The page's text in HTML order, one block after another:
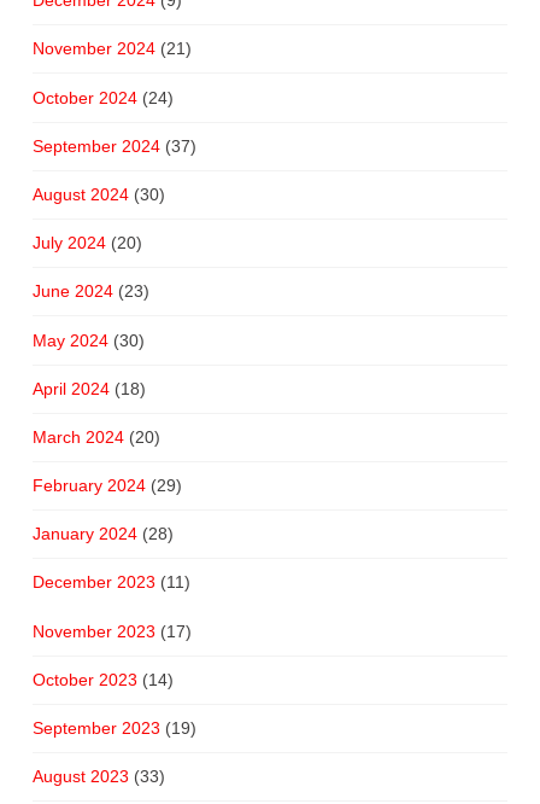
November 2024(21)
October 2024(24)
September 2024(37)
August 2024(30)
July 2024(20)
June 2024(23)
May 2024(30)
April 2024(18)
March 2024(20)
February 2024(29)
January 2024(28)
December 2023 (11)
November 2023 (17)
October 2023 (14)
September 2023 (19)
August 2023 (33)